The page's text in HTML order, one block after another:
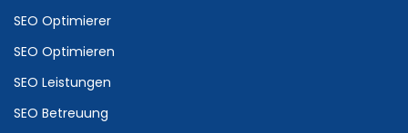
SEO Optimierer
SEO Optimieren
SEO Leistungen
SEO Betreuung